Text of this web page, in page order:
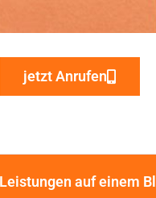
jetzt Anrufen
auf einem